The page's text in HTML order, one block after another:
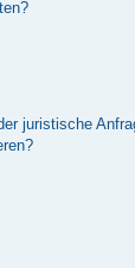
juristische